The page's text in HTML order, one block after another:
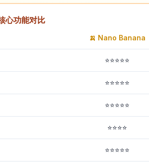
心功能对比
🍌 Nano Banana
⭐⭐⭐⭐⭐
⭐⭐⭐⭐⭐
⭐⭐⭐⭐⭐
⭐⭐⭐⭐
⭐⭐⭐⭐⭐